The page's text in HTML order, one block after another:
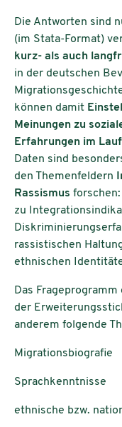
Die Antworten sind
(im Stata-Format)
kurz- als auch
in der deutschen
können damit
Meinungen zu
Erfahrungen im
Daten sind
den Themenfeldern
Rassismus
zu
rassistischen
ethnischen
Das
der
anderem folgende
Migrationsbiografie
Sprachkenntnisse
ethnische bzw.